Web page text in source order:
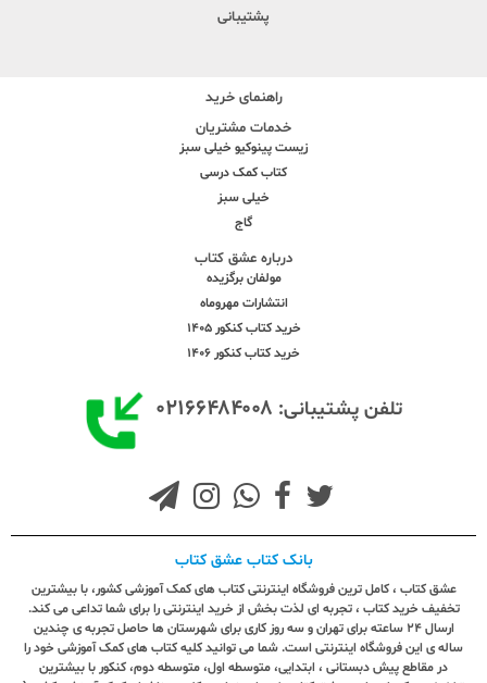
پشتیبانی
راهنمای خرید
خدمات مشتریان
زیست پینوکیو خیلی سبز
کتاب کمک درسی
خیلی سبز
گاج
درباره عشق کتاب
مولفان برگزیده
انتشارات مهروماه
خرید کتاب کنکور 1405
خرید کتاب کنکور 1406
تلفن پشتیبانی: ۰۲۱۶۶۴۸۴۰۰۸
بانک کتاب عشق کتاب
عشق کتاب ، کامل ترین فروشگاه اینترنتی کتاب های کمک آموزشی کشور، با بیشترین
تخفیف خرید کتاب ، تجربه ای لذت بخش از خرید اینترنتی را برای شما تداعی می کند.
ارسال ٢٤ ساعته برای تهران و سه روز کاری برای شهرستان ها حاصل تجربه ی چندین
ساله ی این فروشگاه اینترنتی است. شما می توانید کلیه کتاب های کمک آموزشی خود را
در مقاطع پیش دبستانی ، ابتدایی، متوسطه اول، متوسطه دوم، کنکور با بیشترین